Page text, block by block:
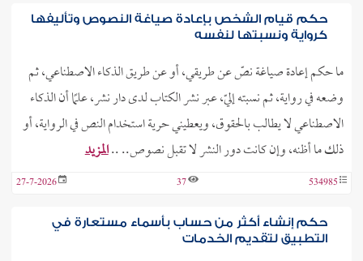
حكم قيام الشخص بإعادة صياغة النصوص وتأليفها
كرواية ونسبتها لنفسه
ما حكم إعادة صياغة نصّ عن طريقي، أو عن طريق الذكاء الاصطناعي، ثم
وضعه في رواية، ثم نسبته إليّ، عبر نشر الكتاب لدى دار نشر، علمًا أن الذكاء
الاصطناعي لا يطالب بالحقوق، ويعطيني حرية استخدام النص في الرواية، أو
ذلك ما أظنه، وإن كانت دور النشر لا تقبل نصوص.. ..المزيد
534985
37
27-7-2026
حكم إنشاء أكثر من حساب بأسماء مستعارة في
التطبيق لتقديم الخدمات